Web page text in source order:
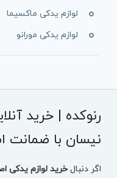
لوازم یدکی ماکسیما
لوازم یدکی مورانو
رنوکده | خرید
نیسان با ضمانت
اگر دنبالخرید لوازم یدکی